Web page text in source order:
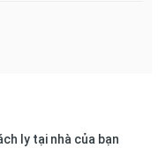
ly tại nhà của bạn